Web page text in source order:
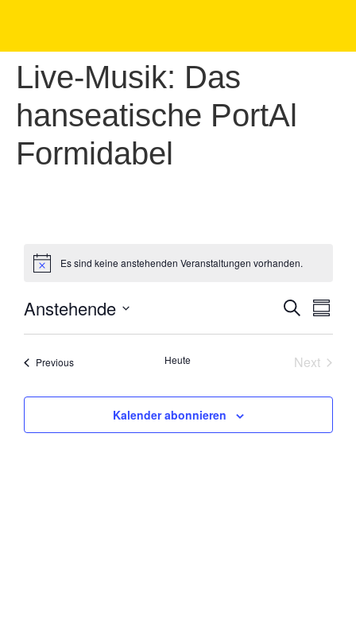
Live-Musik: Das
hanseatische PortAl
Formidabel
Es sind keine anstehenden Veranstaltungen vorhanden.
Suche
und
Suche
Anstehende
date.
PreviousVeranstaltungen Heute Next
Kalender abonnieren